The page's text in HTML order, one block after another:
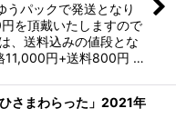
パックで発送となり
を頂戴いたしますので
、送料込みの値段とな
11,000円+送料800円 …
さまわらった」2021年